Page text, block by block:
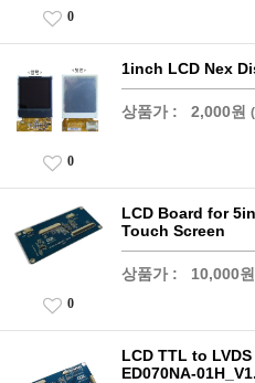
0
1inch LCD Nex
상품가 : 2,000원
0
LCD Board for
Touch Screen
상품가 : 10,000원
0
LCD TTL to
ED070NA-